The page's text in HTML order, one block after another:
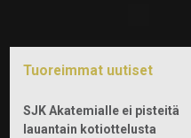
Tuoreimmat uutiset
SJK Akatemialle ei pisteitä
lauantain kotiottelusta